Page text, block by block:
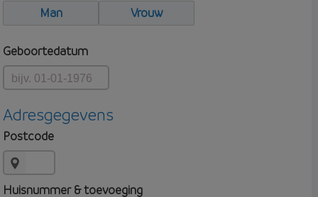
Man
Vrouw
Geboortedatum
Adresgegevens
Postcode
Huisnummer & toevoeging